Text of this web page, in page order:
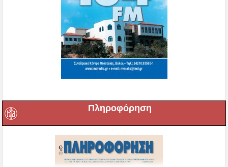
Πληροφόρηση